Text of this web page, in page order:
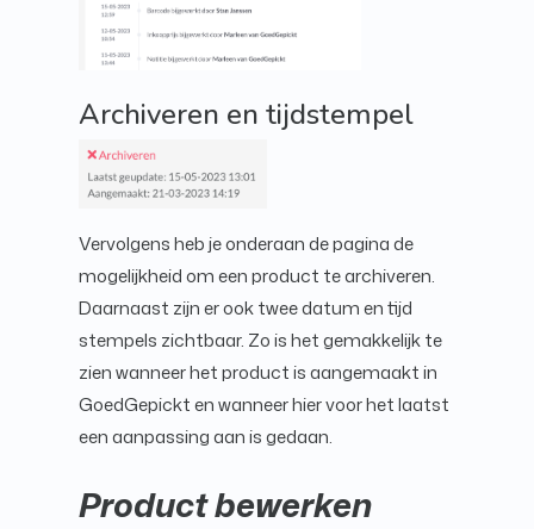
Archiveren en tijdstempel
Vervolgens heb je onderaan de pagina de
mogelijkheid om een product te archiveren.
Daarnaast zijn er ook twee datum en tijd
stempels zichtbaar. Zo is het gemakkelijk te
zien wanneer het product is aangemaakt in
GoedGepickt en wanneer hier voor het laatst
een aanpassing aan is gedaan.
Product bewerken